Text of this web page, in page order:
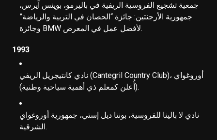
جمعية تشجيع الفروسية الريفية في باليرمو، بوينس آيرس،
جمهورية الأرجنتين: جائزة “الحصان في التربية والرياضة”
وجائزة BMW لأفضل عمل في المعرض.
1993
نادي كانتيجريل الريفي (Cantegril Country Club)، أوروغواي
(أُعلن كمعلم ذي أهمية سياحية وطنية).
نادي لا بالينا للفروسية، بونتا ديل إستي، جمهورية أوروغواي
الشرقية.